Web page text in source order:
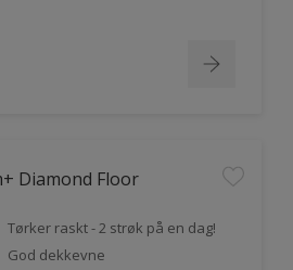
Diamond Floor
Tørker raskt - 2 strøk på en dag!
God dekkevne